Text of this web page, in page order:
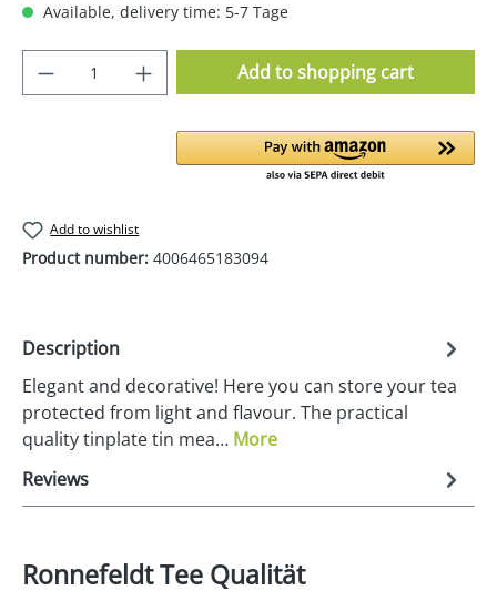
Available, delivery time: 5-7 Tage
Product Quantity: Enter the desired
Add to shopping cart
Add to wishlist
Product number: 4006465183094
Description
Elegant and decorative! Here you can store your tea
protected from light and flavour. The practical
quality tinplate tin mea… More
Reviews
Ronnefeldt Tee Qualität